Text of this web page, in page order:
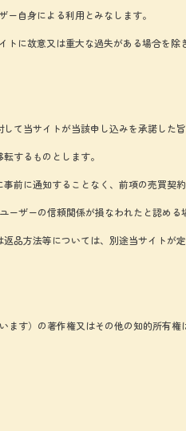
自身による利用とみなします。
に故意又は重大な過失がある場合を除
当サイトが当該申し込みを承諾した
するものとします。
前に通知することなく、前項の売買契
ーザーの信頼関係が損なわれたと認める
品方法等については、別途当サイトが定
す）の著作権又はその他の知的所有